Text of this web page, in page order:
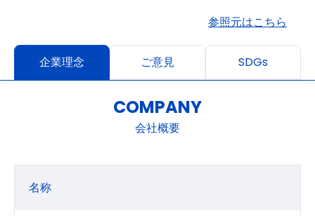
参照元はこちら
企業理念 ご意見 SDGs
COMPANY
会社概要
名称